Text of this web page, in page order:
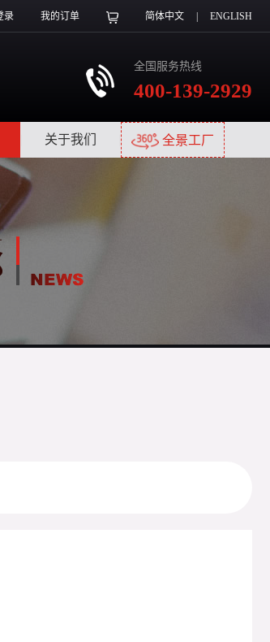
录 我的订单 简体中文 ENGLISH
全国服务热线
400-139-2929
关于我们 全景工厂